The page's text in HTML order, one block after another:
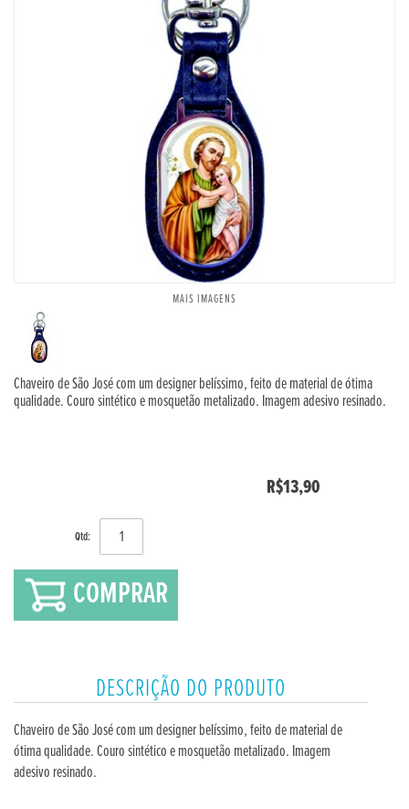
MAIS IMAGENS
Chaveiro de São José com um designer belíssimo, feito de material de ótima
qualidade. Couro sintético e mosquetão metalizado. Imagem adesivo resinado.
R$13,90
Qtd:
COMPRAR
DESCRIÇÃO DO PRODUTO
Chaveiro de São José com um designer belíssimo, feito de material de
ótima qualidade. Couro sintético e mosquetão metalizado. Imagem
adesivo resinado.